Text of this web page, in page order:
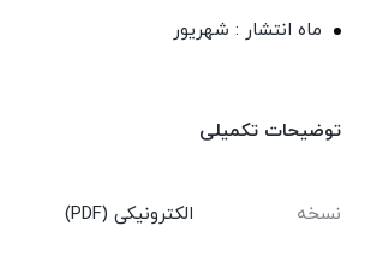
ماه انتشار : شهریور
توضیحات تکمیلی
نسخه الکترونیکی (PDF)